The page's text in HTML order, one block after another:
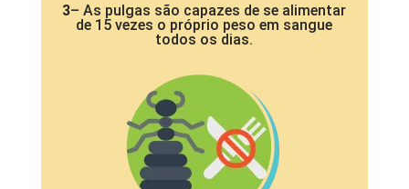
3– As pulgas são capazes de se alimentar
de 15 vezes o próprio peso em sangue
todos os dias.